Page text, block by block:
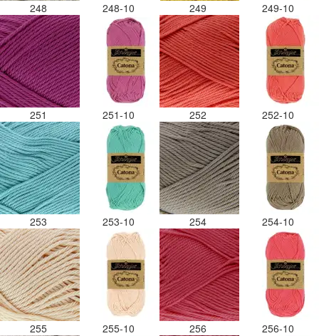
248 248-10 249 249-10
251 251-10 252 252-10
253 253-10 254 254-10
255 255-10 256 256-10